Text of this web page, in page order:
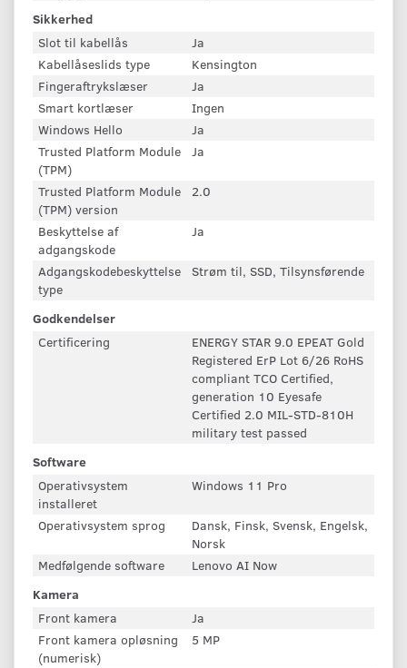
Sikkerhed
Slot til kabellås
Ja
Kabellåseslids type
Kensington
Fingeraftrykslæser
Ja
Smart kortlæser
Ingen
Windows Hello
Ja
Trusted Platform Module
(TPM)
Ja
Trusted Platform Module
(TPM) version
2.0
Beskyttelse af
adgangskode
Ja
Adgangskodebeskyttelse
type
Strøm til, SSD, Tilsynsførende
Godkendelser
Certificering
ENERGY STAR 9.0 EPEAT Gold
Registered ErP Lot 6/26 RoHS
compliant TCO Certified,
generation 10 Eyesafe
Certified 2.0 MIL-STD-810H
military test passed
Software
Operativsystem
installeret
Windows 11 Pro
Operativsystem sprog
Dansk, Finsk, Svensk, Engelsk,
Norsk
Medfølgende software
Lenovo AI Now
Kamera
Front kamera
Ja
Front kamera opløsning
(numerisk)
5 MP